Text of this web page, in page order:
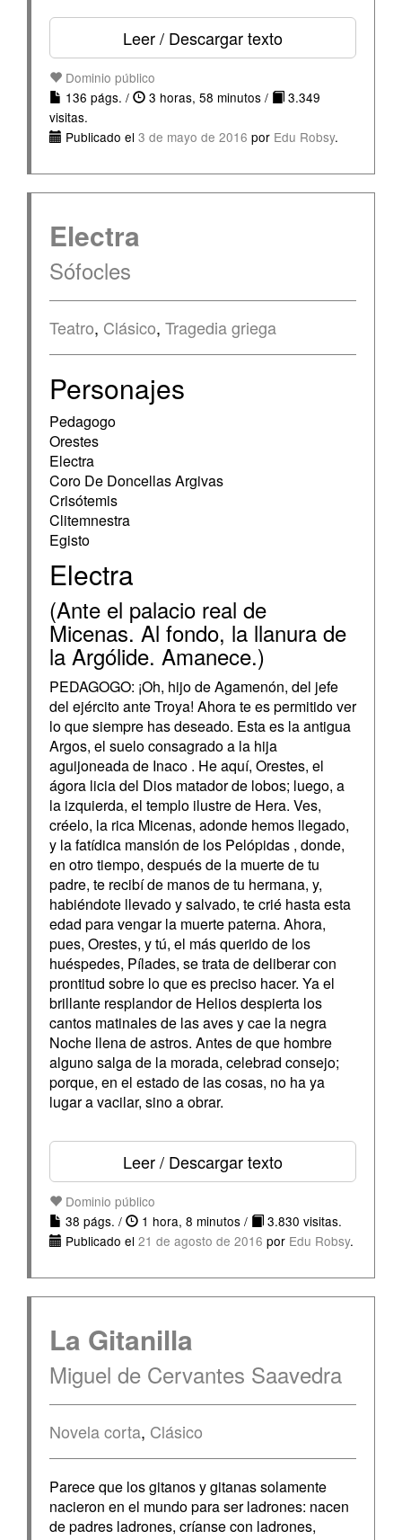
Leer / Descargar texto
Dominio público
136 págs. /
3 horas, 58 minutos /
3.349
visitas.
Publicado el 3 de mayo de 2016 por Edu Robsy.
Electra
Sófocles
Teatro, Clásico, Tragedia griega
Personajes
Pedagogo
Orestes
Electra
Coro De Doncellas Argivas
Crisótemis
Clitemnestra
Egisto
Electra
(Ante el palacio real de
Micenas. Al fondo, la llanura de
la Argólide. Amanece.)
PEDAGOGO: ¡Oh, hijo de Agamenón, del jefe
del ejército ante Troya! Ahora te es permitido ver
lo que siempre has deseado. Esta es la antigua
Argos, el suelo consagrado a la hija
aguijoneada de Inaco . He aquí, Orestes, el
ágora licia del Dios matador de lobos; luego, a
la izquierda, el templo ilustre de Hera. Ves,
créelo, la rica Micenas, adonde hemos llegado,
y la fatídica mansión de los Pelópidas , donde,
en otro tiempo, después de la muerte de tu
padre, te recibí de manos de tu hermana, y,
habiéndote llevado y salvado, te crié hasta esta
edad para vengar la muerte paterna. Ahora,
pues, Orestes, y tú, el más querido de los
huéspedes, Pílades, se trata de deliberar con
prontitud sobre lo que es preciso hacer. Ya el
brillante resplandor de Helios despierta los
cantos matinales de las aves y cae la negra
Noche llena de astros. Antes de que hombre
alguno salga de la morada, celebrad consejo;
porque, en el estado de las cosas, no ha ya
lugar a vacilar, sino a obrar.
Leer / Descargar texto
Dominio público
38 págs. /
1 hora, 8 minutos /
3.830 visitas.
Publicado el 21 de agosto de 2016 por Edu Robsy.
La Gitanilla
Miguel de Cervantes Saavedra
Novela corta, Clásico
Parece que los gitanos y gitanas solamente
nacieron en el mundo para ser ladrones: nacen
de padres ladrones, críanse con ladrones,